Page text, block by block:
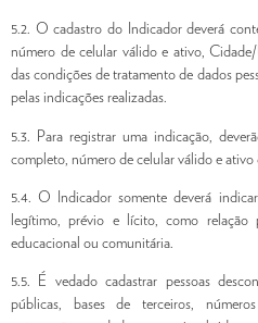
5.2. O cadastro do Indicador deverá
número de celular válido e ativo,
das condições de tratamento de dados
pelas indicações realizadas.
5.3. Para registrar uma indicação,
completo, número de celular válido e ativo
5.4. O Indicador somente deverá
legítimo, prévio e lícito, como relação
educacional ou comunitária.
5.5. É vedado cadastrar pessoas
públicas, bases de terceiros,